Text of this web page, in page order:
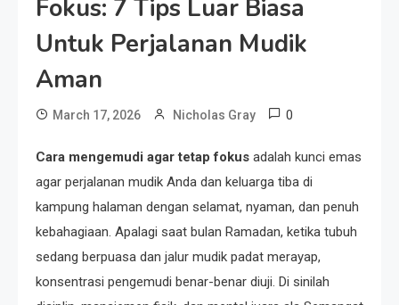
Fokus: 7 Tips Luar Biasa
Untuk Perjalanan Mudik
Aman
March 17, 2026 Nicholas Gray 0
Cara mengemudi agar tetap fokus adalah kunci emas
agar perjalanan mudik Anda dan keluarga tiba di
kampung halaman dengan selamat, nyaman, dan penuh
kebahagiaan. Apalagi saat bulan Ramadan, ketika tubuh
sedang berpuasa dan jalur mudik padat merayap,
konsentrasi pengemudi benar-benar diuji. Di sinilah